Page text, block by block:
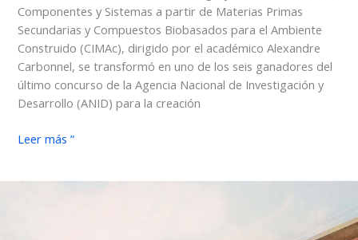
Componentes y Sistemas a partir de Materias Primas
Secundarias y Compuestos Biobasados para el Ambiente
Construido (CIMAc), dirigido por el académico Alexandre
Carbonnel, se transformó en uno de los seis ganadores del
último concurso de la Agencia Nacional de Investigación y
Desarrollo (ANID) para la creación
CIMAc:
Leer más ”